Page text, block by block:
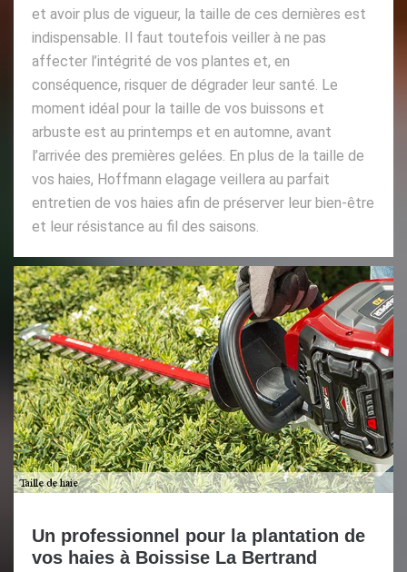
et avoir plus de vigueur, la taille de ces dernières est
indispensable. Il faut toutefois veiller à ne pas
affecter l’intégrité de vos plantes et, en
conséquence, risquer de dégrader leur santé. Le
moment idéal pour la taille de vos buissons et
arbuste est au printemps et en automne, avant
l’arrivée des premières gelées. En plus de la taille de
vos haies, Hoffmann elagage veillera au parfait
entretien de vos haies afin de préserver leur bien-être
et leur résistance au fil des saisons.
Un professionnel pour la plantation de
vos haies à Boissise La Bertrand